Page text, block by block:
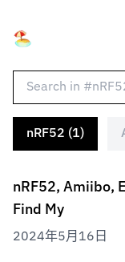
nRF52 (1)
nRF52, Amiibo,
Find My
2024年5月16日